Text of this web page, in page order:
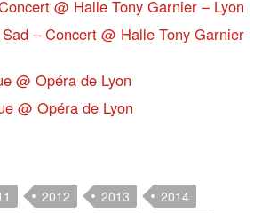
@ Halle Tony Garnier – Lyon
– Concert @ Halle Tony Garnier
@ Opéra de Lyon
@ Opéra de Lyon
2012 2013
2014